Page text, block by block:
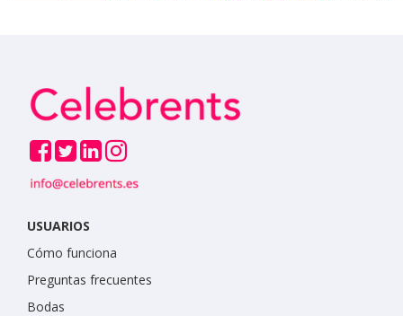
USUARIOS
Cómo funciona
Preguntas frecuentes
Bodas